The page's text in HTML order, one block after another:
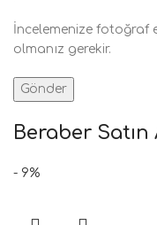
İncelemenize fotoğraf
olmanız gerekir.
Beraber
- 9%